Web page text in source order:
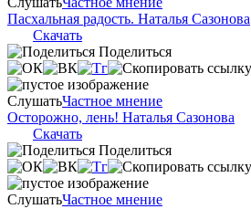
Пасхальная радость. Наталья Сазонова
Скачать
Поделиться
СлушатьЧастное мнение
Осторожно, лень! Наталья Сазонова
Скачать
Поделиться
СлушатьЧастное мнение